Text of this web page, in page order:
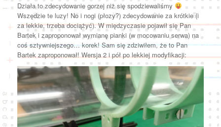
Działa to zdecydowanie gorzej niż się spodziewaliśmy
Wszędzie te luzy! No i nogi (płozy?) zdecydowanie za krótkie (i
za lekkie, trzeba dociążyć). W międzyczasie pojawił się Pan
Bartek i zaproponował wymianę pianki (w mocowaniu serwa) na
coś sztywniejszego… korek! Sam się zdziwiłem, że to Pan
Bartek zaproponował! Wersja 2 i pół po lekkiej modyfikacji: